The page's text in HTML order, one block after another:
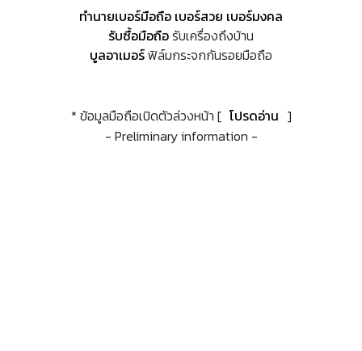
ทำนายเบอร์มือถือ เบอร์สวย เบอร์มงคล
รับซื้อมือถือรับเครื่องถึงบ้าน
บูลอาเมอร์ฟิล์มกระจกกันรอยมือถือ
* ข้อมูลมือถือเปิดตัวล่วงหน้า [ โปรดอ่าน ]
- Preliminary information -